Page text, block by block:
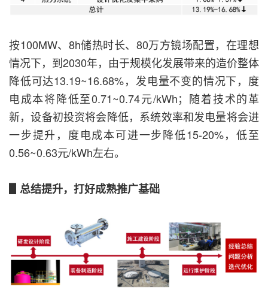
按100MW、8h储热时长、80万方镜场配置，在理想
情况下，到2030年，由于规模化发展带来的造价整体
降低可达13.19~16.68%，发电量不变的情况下，度
电成本将降低至0.71~0.74元/kWh；随着技术的革
新，设备初投资将会降低，系统效率和发电量将会进
一步提升，度电成本可进一步降低15-20%，低至
0.56~0.63元/kWh左右。
▋总结提升，打好成熟推广基础